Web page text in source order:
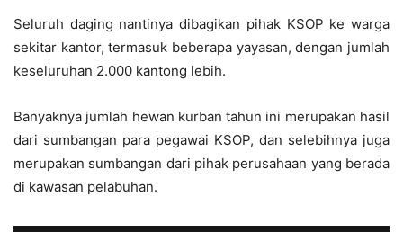
Seluruh daging nantinya dibagikan pihak KSOP ke warga
sekitar kantor, termasuk beberapa yayasan, dengan jumlah
keseluruhan 2.000 kantong lebih.
Banyaknya jumlah hewan kurban tahun ini merupakan hasil
dari sumbangan para pegawai KSOP, dan selebihnya juga
merupakan sumbangan dari pihak perusahaan yang berada
di kawasan pelabuhan.